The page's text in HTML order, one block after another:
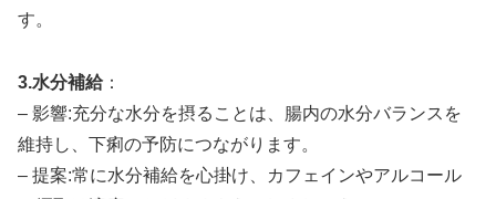
す。
3.水分補給：
– 影響:充分な水分を摂ることは、腸内の水分バランスを
維持し、下痢の予防につながります。
– 提案:常に水分補給を心掛け、カフェインやアルコール